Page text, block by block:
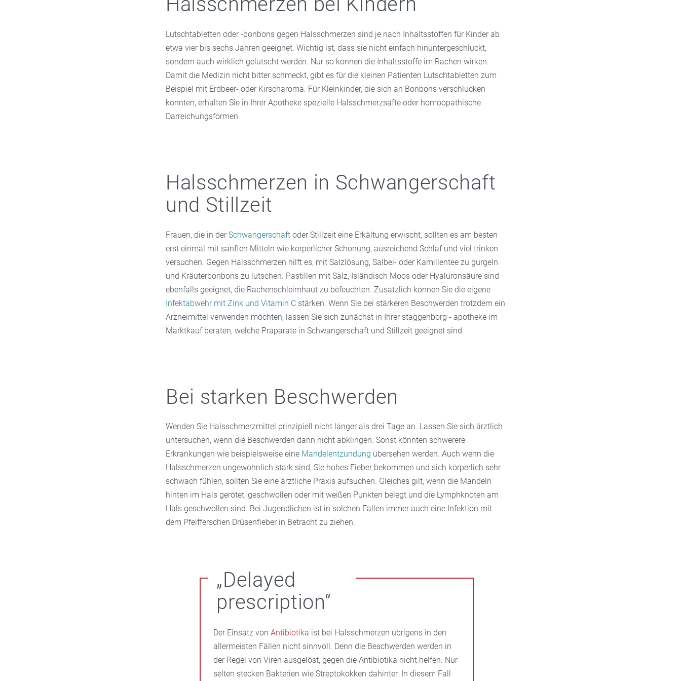
in Ihrer staggenborg - apotheke im Marktkauf .
Lutschtabletten oder -bonbons gegen Halsschmerzen sind je nach Inhaltsstoffen für Kinder ab
etwa vier bis sechs Jahren geeignet. Wichtig ist, dass sie nicht einfach hinuntergeschluckt,
sondern auch wirklich gelutscht werden. Nur so können die Inhaltsstoffe im Rachen wirken.
Damit die Medizin nicht bitter schmeckt, gibt es für die kleinen Patienten Lutschtabletten zum
Beispiel mit Erdbeer- oder Kirscharoma. Für Kleinkinder, die sich an Bonbons verschlucken
könnten, erhalten Sie in Ihrer Apotheke spezielle Halsschmerzsäfte oder homöopathische
Darreichungsformen.
Halsschmerzen in Schwangerschaft
und Stillzeit
Frauen, die in der Schwangerschaftoder Stillzeit eine Erkältung erwischt, sollten es am besten
erst einmal mit sanften Mitteln wie körperlicher Schonung, ausreichend Schlaf und viel trinken
versuchen. Gegen Halsschmerzen hilft es, mit Salzlösung, Salbei- oder Kamillentee zu gurgeln
und Kräuterbonbons zu lutschen. Pastillen mit Salz, Isländisch Moos oder Hyaluronsäure sind
ebenfalls geeignet, die Rachenschleimhaut zu befeuchten. Zusätzlich können Sie die eigene
Infektabwehr mit Zink und Vitamin Cstärken. Wenn Sie bei stärkeren Beschwerden trotzdem ein
Arzneimittel verwenden möchten, lassen Sie sich zunächst in Ihrer staggenborg - apotheke im
Marktkauf beraten, welche Präparate in Schwangerschaft und Stillzeit geeignet sind.
Bei starken Beschwerden
Wenden Sie Halsschmerzmittel prinzipiell nicht länger als drei Tage an. Lassen Sie sich ärztlich
untersuchen, wenn die Beschwerden dann nicht abklingen. Sonst könnten schwerere
Erkrankungen wie beispielsweise eine Mandelentzündung übersehen werden. Auch wenn die
Halsschmerzen ungewöhnlich stark sind, Sie hohes Fieber bekommen und sich körperlich sehr
schwach fühlen, sollten Sie eine ärztliche Praxis aufsuchen. Gleiches gilt, wenn die Mandeln
hinten im Hals gerötet, geschwollen oder mit weißen Punkten belegt und die Lymphknoten am
Hals geschwollen sind. Bei Jugendlichen ist in solchen Fällen immer auch eine Infektion mit
dem Pfeifferschen Drüsenfieber in Betracht zu ziehen.
„Delayed
prescription“
Der Einsatz vonAntibiotika ist bei Halsschmerzen übrigens in den
allermeisten Fällen nicht sinnvoll. Denn die Beschwerden werden in
der Regel von Viren ausgelöst, gegen die Antibiotika nicht helfen. Nur
selten stecken Bakterien wie Streptokokken dahinter. In diesem Fall